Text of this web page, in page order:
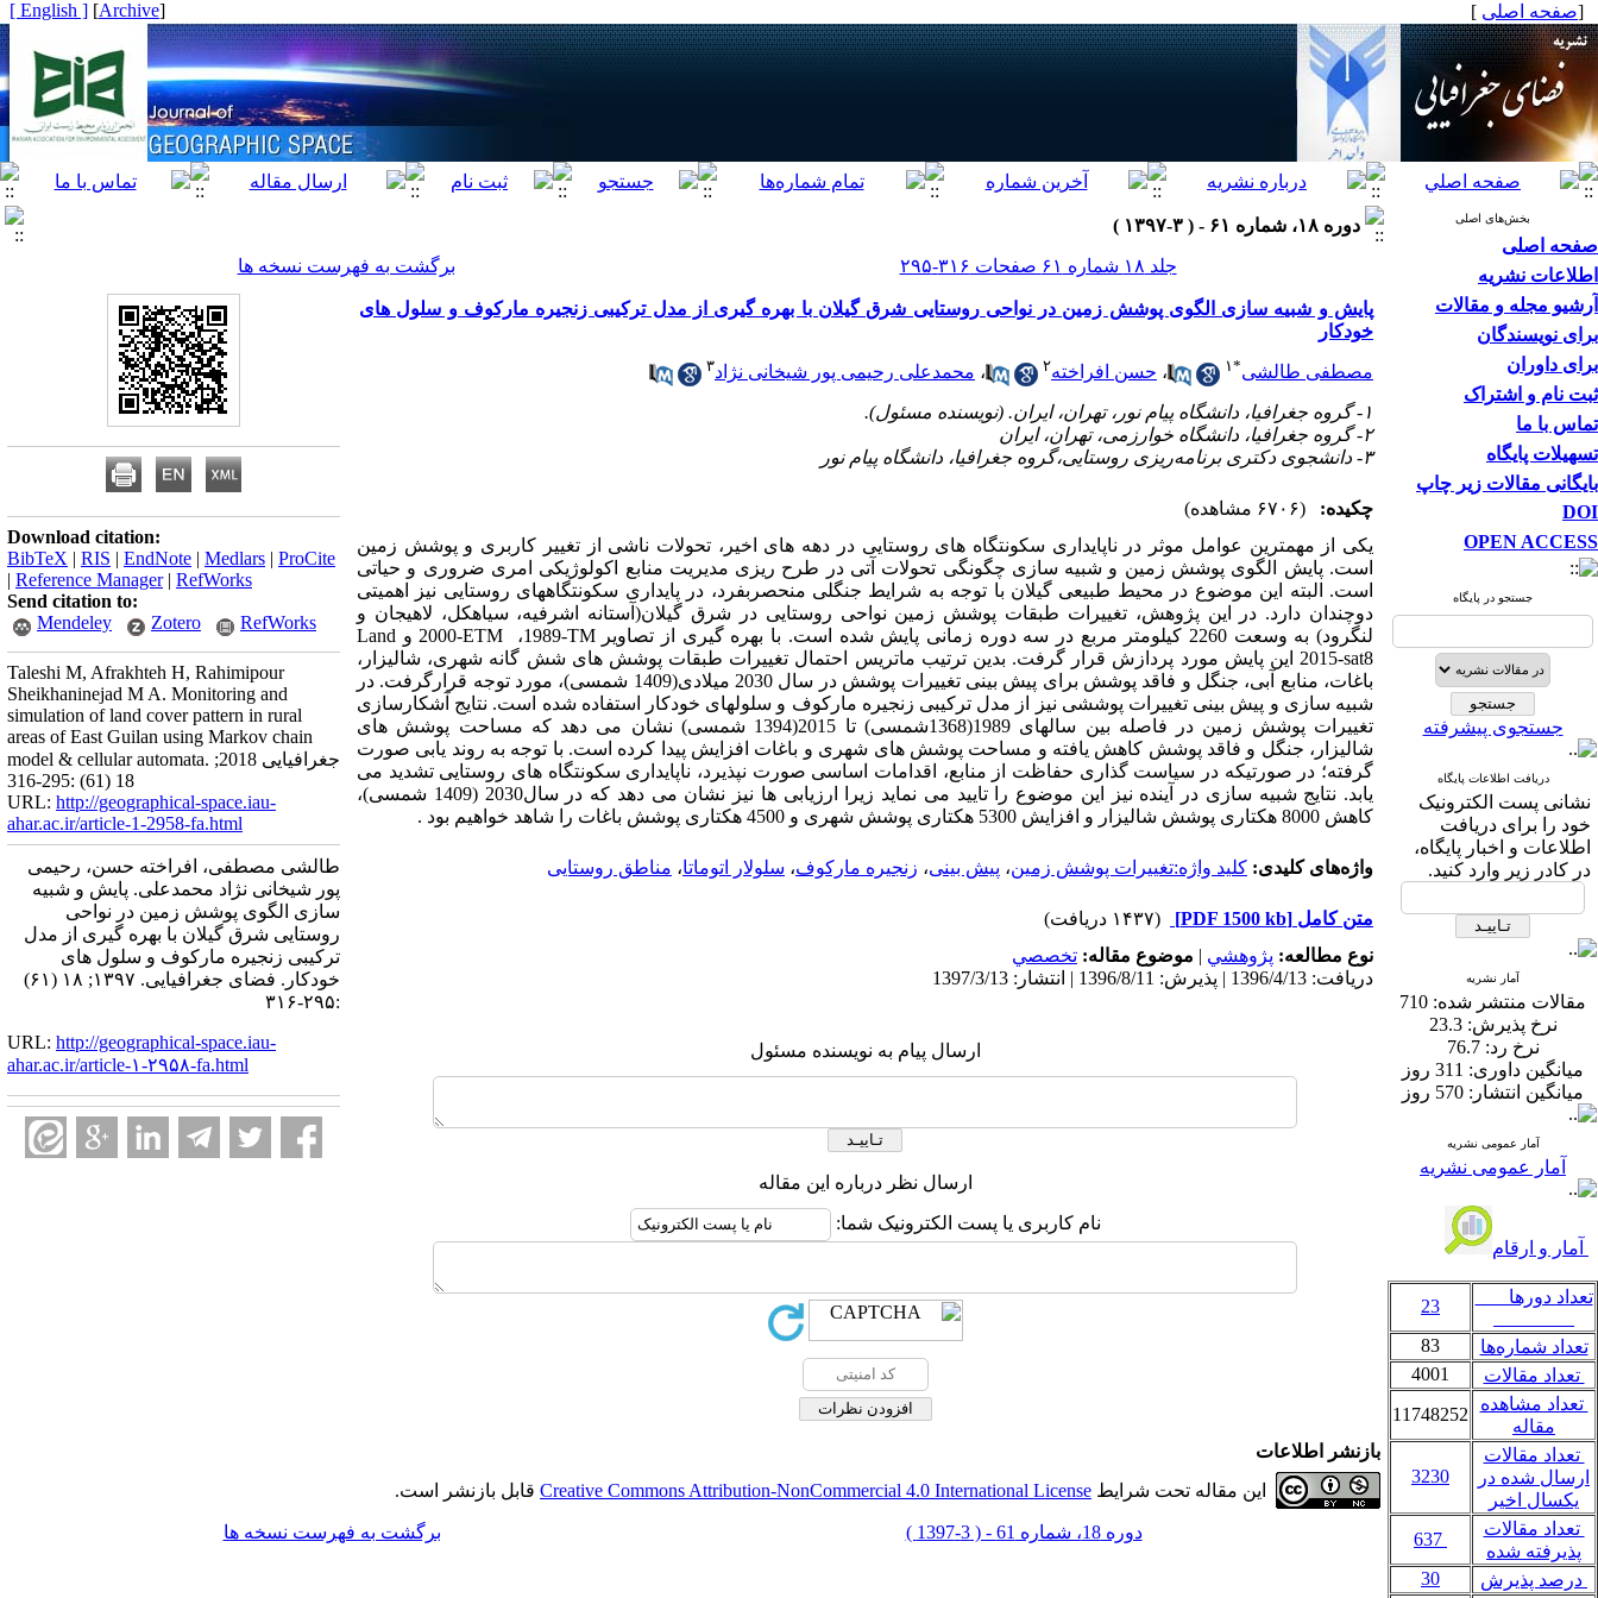
[صفحه اصلی ]
[
Archive
]
[ English ]
بخش‌های اصلی
صفحه اصلی
اطلاعات نشریه
آرشیو مجله و مقالات
برای نویسندگان
برای داوران
ثبت نام و اشتراک
تماس با ما
تسهیلات پایگاه
بایگانی مقالات زیر چاپ
DOI
OPEN ACCESS
جستجو در پایگاه
جستجوی پیشرفته
دریافت اطلاعات پایگاه
نشانی پست الکترونیک
خود را برای دریافت
اطلاعات و اخبار پایگاه،
در کادر زیر وارد کنید.
آمار نشریه
مقالات منتشر شده: 710
نرخ پذیرش:23.3
نرخ رد:76.7
میانگین داوری: 311 روز
میانگین انتشار: 570 روز
آمار عمومی نشریه
آمار عمومی نشریه
آمار و ارقام
تعداد دورها
23
تعداد شماره‌ها
83
تعداد مقالات
4001
تعداد مشاهده
مقاله
11748252
تعداد مقالات
ارسال شده در
یکسال اخیر
3230
تعداد مقالات
پذیرفته شده
درصد پذیرش
30
دوره ۱۸، شماره ۶۱ - ( ۳-۱۳۹۷ )
جلد ۱۸ شماره ۶۱ صفحات ۳۱۶-۲۹۵
برگشت به فهرست نسخه ها
پایش و شبیه سازی الگوی پوشش زمین در نواحی روستایی شرق گیلان با بهره گیری از مدل ترکیبی زنجیره مارکوف و سلول های
خودکار
مصطفی طالشی*۱ ، حسن افراخته۲ ، محمدعلی رحیمی پور شیخانی نژاد۳
۱- گروه جغرافیا، دانشگاه پیام نور، تهران، ایران. (نویسنده مسئول).
۲- گروه جغرافیا، دانشگاه خوارزمی، تهران، ایران
۳- دانشجوی دکتری برنامه‌ریزی روستایی،گروه جغرافیا، دانشگاه پیام نور
چکیده:
(۶۷۰۶ مشاهده)
یکی از مهمترین عوامل موثر در ناپایداری سکونتگاه های روستایی در دهه های اخیر، تحولات ناشی از تغییر کاربری و پوشش زمین
است. پایش الگوی پوشش زمین و شبیه سازی چگونگی تحولات آتی در طرح ریزی مدیریت منابع اکولوژیکی امری ضروری و حیاتی
است. البته این موضوع در محیط طبیعی گیلان با توجه به شرایط جنگلی منحصربفرد، در پایداری سکونتگاههای روستایی نیز اهمیتی
دوچندان دارد. در این پژوهش، تغییرات طبقات پوشش زمین نواحی روستایی در شرق گیلان(آستانه اشرفیه، سیاهکل، لاهیجان و
لنگرود) به وسعت 2260 کیلومتر مربع در سه دوره زمانی پایش شده است. با بهره گیری از تصاویر
TM-1989، ETM-2000 و
Land
sat8
-2015 این پایش مورد پردازش قرار گرفت. بدین ترتیب ماتریس احتمال تغییرات طبقات پوشش های شش گانه شهری، شالیزار،
باغات، منابع آبی، جنگل و فاقد پوشش برای پیش بینی تغییرات پوشش در سال 2030 میلادی(1409 شمسی)، مورد توجه قرارگرفت. در
شبیه سازی و پیش بینی تغییرات پوششی نیز از مدل ترکیبی زنجیره مارکوف و سلولهای خودکار استفاده شده است. نتایج آشکارسازی
تغییرات پوشش زمین در فاصله بین سالهای 1989(1368شمسی) تا 2015(1394 شمسی) نشان می دهد که مساحت پوشش های
شالیزار، جنگل و فاقد پوشش کاهش یافته و مساحت پوشش های شهری و باغات افزایش پیدا کرده است. با توجه به روند یابی صورت
گرفته؛ در صورتیکه در سیاست گذاری حفاظت از منابع، اقدامات اساسی صورت نپذیرد، ناپایداری سکونتگاه های روستایی تشدید می
یابد. نتایج شبیه سازی در آینده نیز این موضوع را تایید می نماید زیرا ارزیابی ها نیز نشان می دهد که در سال2030 (1409 شمسی)،
کاهش 8000 هکتاری پوشش شالیزار و افزایش 5300 هکتاری پوشش شهری و 4500 هکتاری پوشش باغات را شاهد خواهیم بود .
واژه‌های کلیدی: کلید واژه:تغییرات پوشش زمین، پیش بینی، زنجیره مارکوف، سلولار اتوماتا، مناطق روستایی
متن کامل [PDF 1500 kb]
(۱۴۳۷ دریافت)
نوع مطالعه: پژوهشي | موضوع مقاله: تخصصي
دریافت: 1396/4/13 | پذیرش: 1396/8/11 | انتشار: 1397/3/13
ارسال پیام به نویسنده مسئول
ارسال نظر درباره این مقاله
نام کاربری یا پست الکترونیک شما:
Download citation:
BibTeX | RIS | EndNote | Medlars | ProCite
| Reference Manager| RefWorks
Send citation to:
Mendeley
Zotero RefWorks
Taleshi M, Afrakhteh H, Rahimipour
Sheikhaninejad M A. Monitoring and
simulation of land cover pattern in rural
areas of East Guilan using Markov chain
model & cellular automata. جغرافیایی 2018;
18 (61) :295-316
URL: http://geographical-space.iau-
ahar.ac.ir/article-1-2958-fa.html
طالشی مصطفی، افراخته حسن، رحیمی
پور شیخانی نژاد محمدعلی. پایش و شبیه
سازی الگوی پوشش زمین در نواحی
روستایی شرق گیلان با بهره گیری از مدل
ترکیبی زنجیره مارکوف و سلول های
خودکار. فضای جغرافیایی. ۱۳۹۷; ۱۸ (۶۱)
:۲۹۵-۳۱۶
URL: http://geographical-space.iau-
ahar.ac.ir/article-۱-۲۹۵۸-fa.html
بازنشر اطلاعات
این مقاله تحت شرایط Creative Commons Attribution-NonCommercial 4.0 International License قابل بازنشر است.
دوره 18، شماره 61 - ( 3-1397 ) برگشت به فهرست نسخه ها